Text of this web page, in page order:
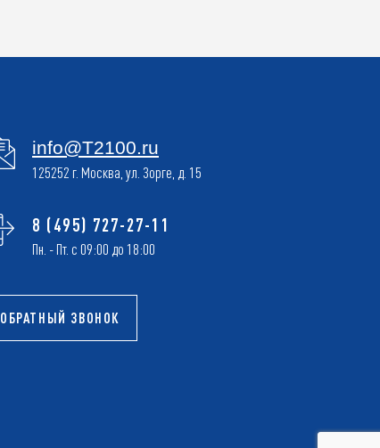
info@T2100.ru
125252 г. Москва, ул. Зорге, д. 15
8 (495) 727-27-11
Пн. - Пт. с 09:00 до 18:00
ОБРАТНЫЙ ЗВОНОК